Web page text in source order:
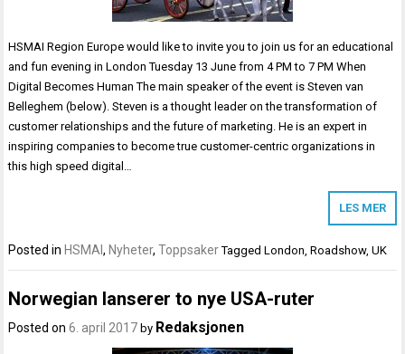
HSMAI Region Europe would like to invite you to join us for an educational
and fun evening in London Tuesday 13 June from 4 PM to 7 PM When
Digital Becomes Human The main speaker of the event is Steven van
Belleghem (below). Steven is a thought leader on the transformation of
customer relationships and the future of marketing. He is an expert in
inspiring companies to become true customer-centric organizations in
this high speed digital…
LES MER
Posted in HSMAI, Nyheter,Toppsaker TaggedLondon,Roadshow,UK
Norwegian lanserer to nye USA-ruter
Posted on6. april 2017 by Redaksjonen